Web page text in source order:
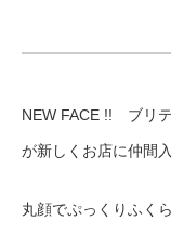
NEW FACE !! ブリテ
が新しくお店に仲間
丸顔でぷっくりふく